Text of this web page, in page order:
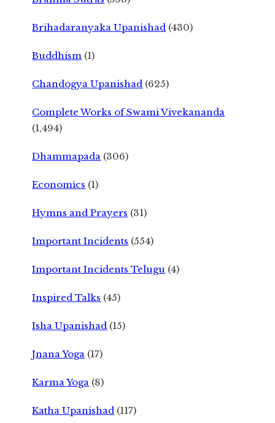
Brihadaranyaka Upanishad (430)
Buddhism (1)
Chandogya Upanishad (625)
Complete Works of Swami Vivekananda
(1,494)
Dhammapada (306)
Economics (1)
Hymns and Prayers (31)
Important Incidents (554)
Important Incidents Telugu (4)
Inspired Talks (45)
Isha Upanishad (15)
Jnana Yoga (17)
Karma Yoga (8)
Katha Upanishad (117)